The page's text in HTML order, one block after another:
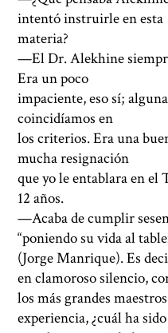
intentó instruirle en esta
materia?
—El Dr. Alekhine
Era un poco
impaciente, eso sí;
coincidíamos en
los criterios. Era una
mucha resignación
que yo le entablara en el
12 años.
—Acaba de cumplir
“poniendo su vida al
(Jorge Manrique). Es
en clamoroso silencio,
los más grandes
experiencia, ¿cuál ha